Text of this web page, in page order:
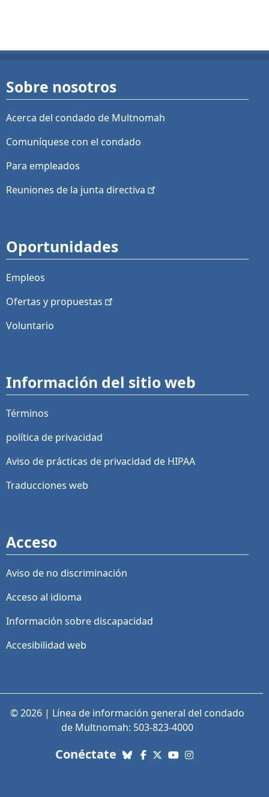
Sobre nosotros
Acerca del condado de Multnomah
Comuníquese con el condado
Para empleados
Reuniones de la junta directiva
Oportunidades
Empleos
Ofertas y propuestas
Voluntario
Información del sitio web
Términos
política de privacidad
Aviso de prácticas de privacidad de HIPAA
Traducciones web
Acceso
Aviso de no discriminación
Acceso al idioma
Información sobre discapacidad
Accesibilidad web
© 2026 | Línea de información general del condado
de Multnomah: 503-823-4000
Conéctate con nosotros. Enlaces a
Bluesky
Facebook
X (Twitter)
YouTube
Instagram